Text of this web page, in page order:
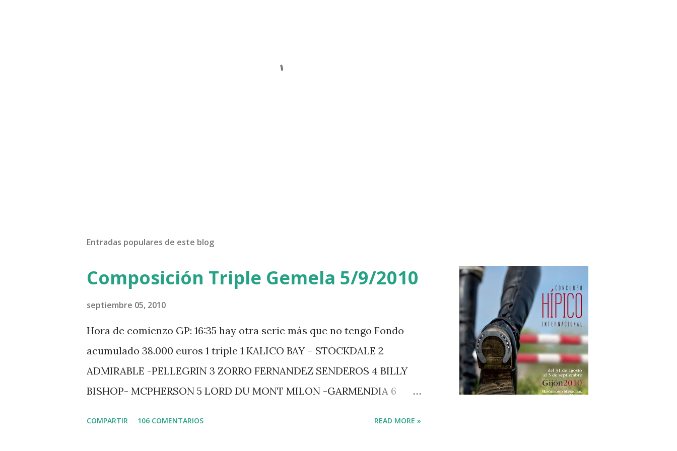
Entradas populares de este blog
Composición Triple Gemela 5/9/2010
septiembre 05, 2010
Hora de comienzo GP: 16:35 hay otra serie más que no tengo Fondo
acumulado 38.000 euros 1 triple 1 KALICO BAY – STOCKDALE 2
ADMIRABLE -PELLEGRIN 3 ZORRO FERNANDEZ SENDEROS 4 BILLY
BISHOP- MCPHERSON 5 LORD DU MONT MILON -GARMENDIA 6
COMPARTIR 106 COMENTARIOS READ MORE »